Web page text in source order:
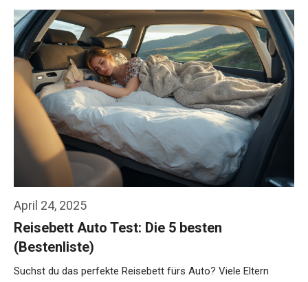
April 24, 2025
Reisebett Auto Test: Die 5 besten
(Bestenliste)
Suchst du das perfekte Reisebett fürs Auto? Viele Eltern